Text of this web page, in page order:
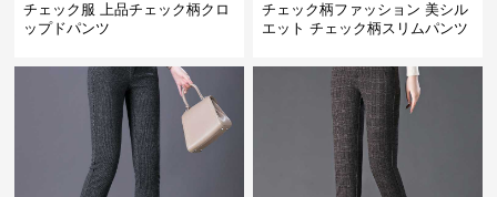
チェック服 上品チェック柄クロ
ップドパンツ
チェック柄ファッション 美シル
エット チェック柄スリムパンツ